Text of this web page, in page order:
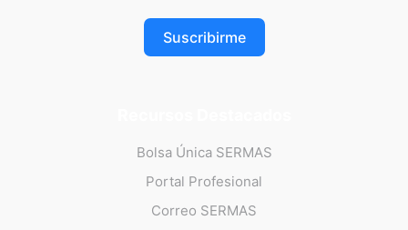
Suscribirme
Bolsa Única SERMAS
Portal Profesional
Correo SERMAS